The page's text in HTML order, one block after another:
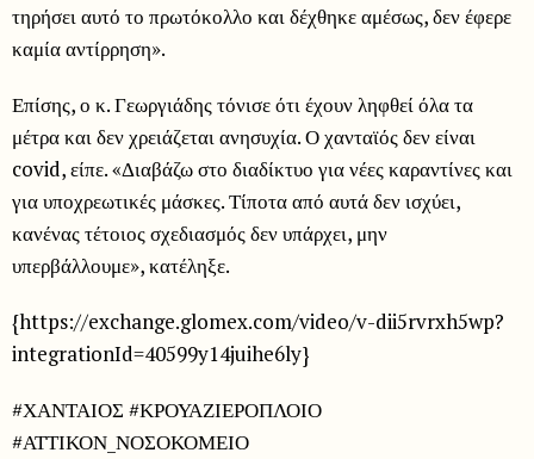
τηρήσει αυτό το πρωτόκολλο και δέχθηκε αμέσως, δεν έφερε
καμία αντίρρηση».
Επίσης, ο κ. Γεωργιάδης τόνισε ότι έχουν ληφθεί όλα τα
μέτρα και δεν χρειάζεται ανησυχία. Ο χανταϊός δεν είναι
covid, είπε. «Διαβάζω στο διαδίκτυο για νέες καραντίνες και
για υποχρεωτικές μάσκες. Τίποτα από αυτά δεν ισχύει,
κανένας τέτοιος σχεδιασμός δεν υπάρχει, μην
υπερβάλλουμε», κατέληξε.
{https://exchange.glomex.com/video/v-dii5rvrxh5wp?
integrationId=40599y14juihe6ly}
#ΧΑΝΤΑΙΟΣ #ΚΡΟΥΑΖΙΕΡΟΠΛΟΙΟ
#ΑΤΤΙΚΟΝ_ΝΟΣΟΚΟΜΕΙΟ